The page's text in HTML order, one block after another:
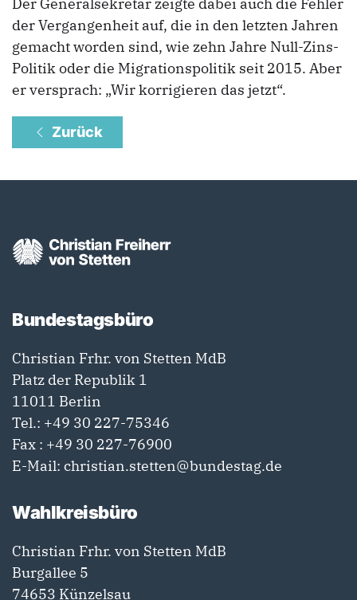
der Vergangenheit auf, die in den letzten Jahren
gemacht worden sind, wie zehn Jahre Null-Zins-
Politik oder die Migrationspolitik seit 2015. Aber
er versprach: „Wir korrigieren das jetzt“.
Zurück
Bundestagsbüro
Christian Frhr. von Stetten MdB
Platz der Republik 1
11011 Berlin
Tel.: +49 30 227-75346
Fax : +49 30 227-76900
E-Mail: christian.stetten@bundestag.de
Wahlkreisbüro
Christian Frhr. von Stetten MdB
Burgallee 5
74653 Künzelsau